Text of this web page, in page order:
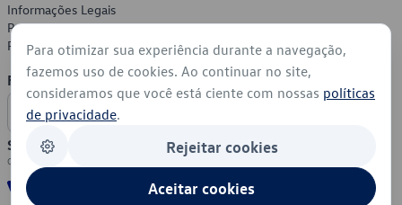
Informações Legais
Política de Privacidade
Política de Cookies
Formas de Pagamento
Segurança
Para otimizar sua experiência durante a navegação,
fazemos uso de cookies. Ao continuar no site,
consideramos que você está ciente com nossas políticas
de privacidade.
Rejeitar cookies
Aceitar cookies